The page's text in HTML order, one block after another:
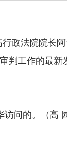
法院院长
判工作的最
问的。（高 园